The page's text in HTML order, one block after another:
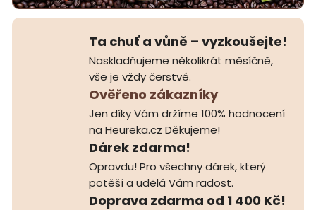
Ta chuť a vůně – vyzkoušejte!
Naskladňujeme několikrát měsíčně,
vše je vždy čerstvé.
Ověřeno zákazníky
Jen díky Vám držíme 100% hodnocení
na Heureka.cz Děkujeme!
Dárek zdarma!
Opravdu! Pro všechny dárek, který
potěší a udělá Vám radost.
Doprava zdarma od 1 400 Kč!